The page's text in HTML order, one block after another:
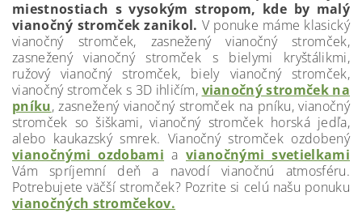
miestnostiach s vysokým stropom, kde by malý
vianočný stromček zanikol. V ponuke máme klasický
vianočný stromček, zasnežený vianočný stromček,
zasnežený vianočný stromček s bielymi kryštálikmi,
ružový vianočný stromček, biely vianočný stromček,
vianočný stromček s 3D ihličím, vianočný stromček na
pníku, zasnežený vianočný stromček na pníku, vianočný
stromček so šiškami, vianočný stromček horská jedľa,
alebo kaukazský smrek. Vianočný stromček ozdobený
vianočnými ozdobami a vianočnými svetielkami
Vám spríjemní deň a navodí vianočnú atmosféru.
Potrebujete väčší stromček? Pozrite si celú našu ponuku
vianočných stromčekov.